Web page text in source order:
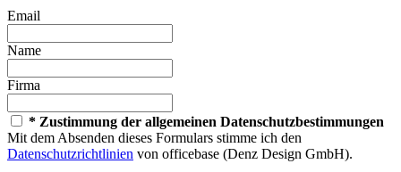
Email
Name
Firma
* Zustimmung der allgemeinen Datenschutzbestimmungen
Mit dem Absenden dieses Formulars stimme ich den
Datenschutzrichtlinien von officebase (Denz Design GmbH).